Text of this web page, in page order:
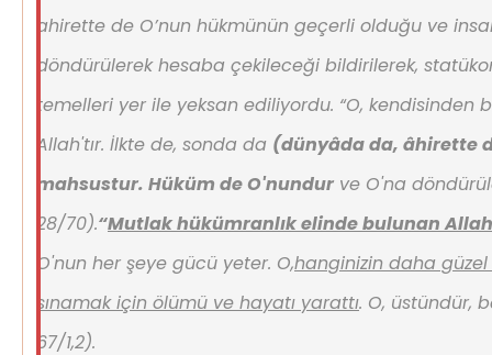
ahirette de O’nun hükmünün geçerli olduğu ve
döndürülerek hesaba çekileceği bildirilerek,
temelleri yer ile yeksan ediliyordu. “O, kendisinden
Allah'tır. İlkte de, sonda da (dünyâda da, âhirette
mahsustur. Hüküm de O'nundur ve O'na
28/70).“Mutlak hükümranlık elinde bulunan Allah
O'nun her şeye gücü yeter. O,hanginizin daha güzel
sınamak için ölümü ve hayatı yarattı. O, üstündür,
67/1,2).